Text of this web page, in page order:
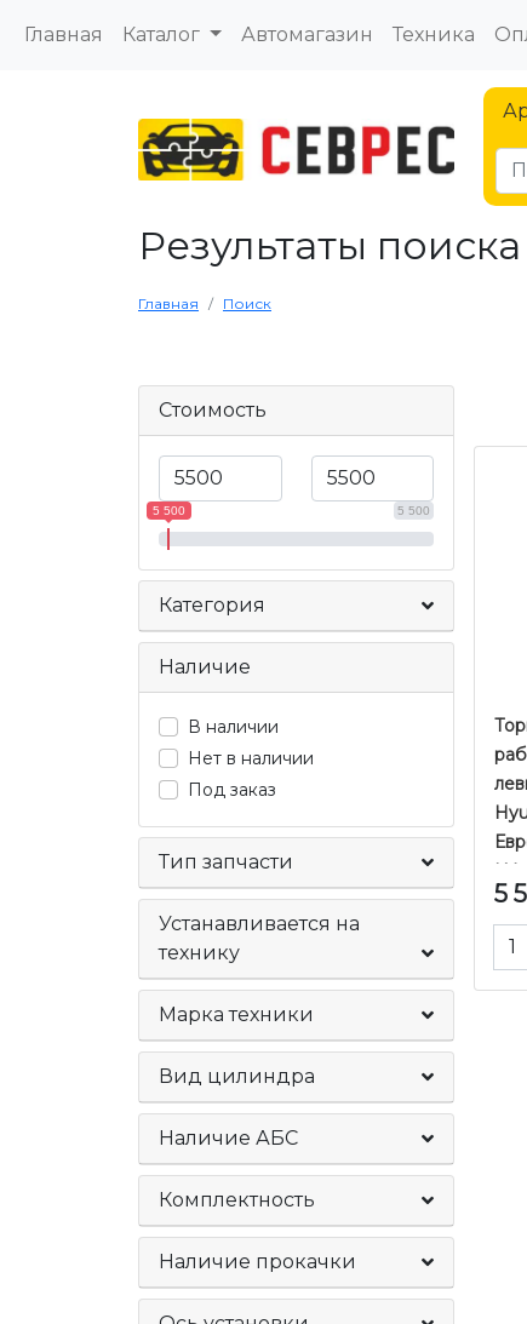
Главная Каталог Автомагазин Техника
Результаты поиска
Главная Поиск
Стоимость
5 500
5 500
Наличие
В наличии
Нет в наличии
Под заказ
Тип запчасти
Устанавливается на
технику
Марка техники
Вид цилиндра
Наличие АБС
Комплектность
Наличие прокачки
Категория
|
5